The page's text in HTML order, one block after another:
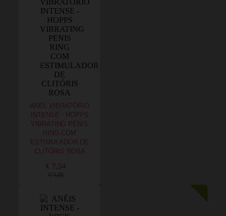
ANEL VIBRATÓRIO
INTENSE - HOPPS
VIBRATING PENIS
RING COM
ESTIMULADOR DE
CLITÓRIS ROSA
€ 7,54
€ 9,08